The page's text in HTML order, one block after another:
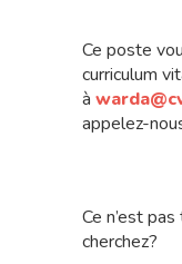
Ce poste
curriculum
à
appelez-
Ce n’est
cherchez?